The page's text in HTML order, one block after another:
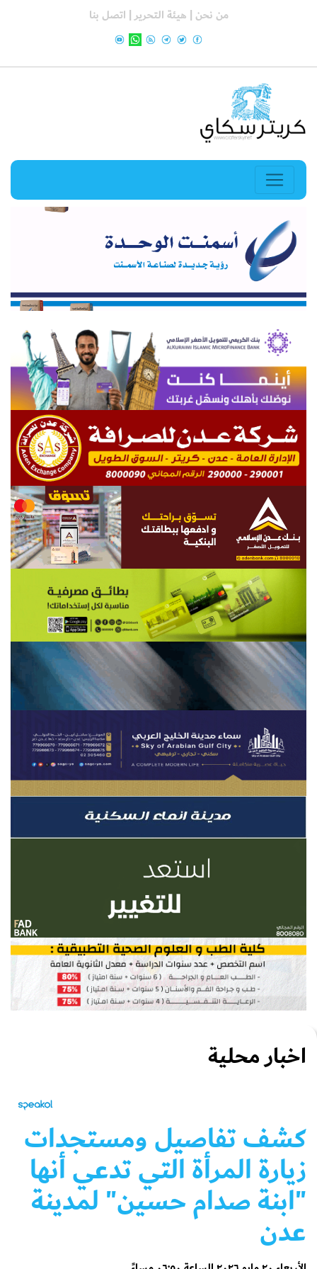
من نحن | هيئة التحرير | اتصل بنا
اخبار محلية
كشف تفاصيل ومستجدات
زيارة المرأة التي تدعي أنها
"ابنة صدام حسين" لمدينة
عدن